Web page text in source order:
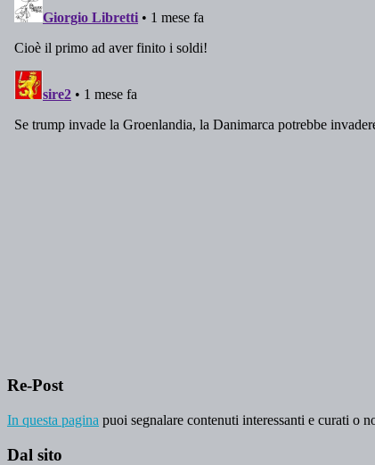
Re-Post
In questa pagina puoi segnalare contenuti interessanti e curati o
Dal sito